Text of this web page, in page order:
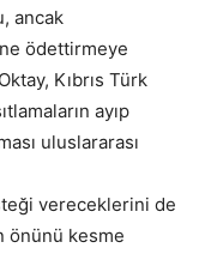
ancak
ödettirmeye
Kıbrıs Türk
ayıp
uluslararası
vereceklerini de
önünü kesme